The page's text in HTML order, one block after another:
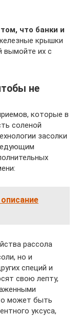
что банки и
крышки
вымойте их с
не
которые в
соленой
засолки
рассола
но и
специй и
свою лепту,
может быть
уксуса,